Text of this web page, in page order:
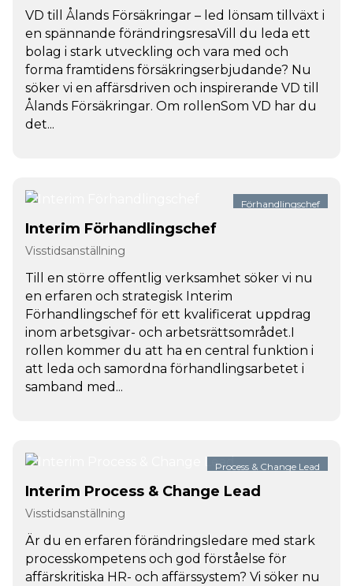
VD till Ålands Försäkringar – led lönsam tillväxt i
en spännande förändringsresaVill du leda ett
bolag i stark utveckling och vara med och
forma framtidens försäkringserbjudande? Nu
söker vi en affärsdriven och inspirerande VD till
Ålands Försäkringar. Om rollenSom VD har du
det...
Förhandlingschef
Interim Förhandlingschef
Visstidsanställning
Till en större offentlig verksamhet söker vi nu
en erfaren och strategisk Interim
Förhandlingschef för ett kvalificerat uppdrag
inom arbetsgivar- och arbetsrättsområdet.I
rollen kommer du att ha en central funktion i
att leda och samordna förhandlingsarbetet i
samband med...
Process & Change Lead
Interim Process & Change Lead
Visstidsanställning
Är du en erfaren förändringsledare med stark
processkompetens och god förståelse för
affärskritiska HR- och affärssystem? Vi söker nu